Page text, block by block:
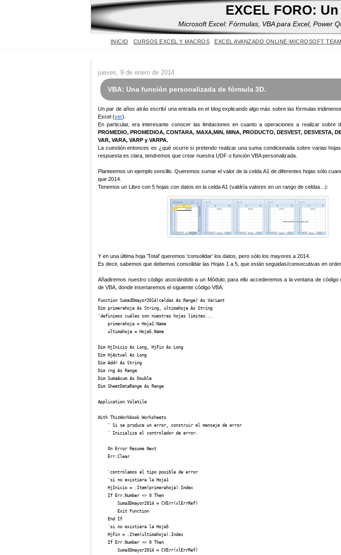
Yes
EXCEL FORO:
Microsoft Excel: Fórmulas, VBA para Excel, Power
INICIO CURSOS EXCEL Y MACROS EXCEL AVANZADO ONLINE-MICROSOFT
jueves, 9 de enero de 2014
VBA: Una función personalizada de fórmula 3D.
Un par de años atrás escribí una entrada en el blog explicando algo más sobre las fórmulas
Excel (ver).
En particular, era interesante conocer las limitaciones en cuanto a operaciones a realizar sobre
PROMEDIO, PROMEDIOA, CONTARA, MAXA,MIN, MINA, PRODUCTO, DESVEST, DESVESTA,
VAR, VARA, VARP y VARPA.
La cuestión entonces es ¿qué ocurre si pretendo realizar una suma condicionada sobre varias
respuesta es clara, tendremos que crear nuestra UDF o función VBA personalizada.
Planteemos un ejemplo sencillo. Queremos sumar el valor de la celda A1 de diferentes hojas sólo
que 2014.
Tenemos un Libro con 5 hojas con datos en la celda A1 (valdría valores en un rango de celdas...):
Y en una última hoja 'Total' queremos 'consolidar' los datos, pero sólo los mayores a 2014.
Es decir, sabemos que debemos consolidar las Hojas 1 a 5, que están seguidas/consecutivas en
Añadiremos nuestro código asociándolo a un Módulo; para ello accederemos a la ventana de código
de VBA, donde insertaremos el siguiente código VBA:
Function Suma3Dmayor2014(celdas As Range) As Variant
Dim primerahoja As String, ultimahoja As String
'definimos cuáles son nuestras hojas límites...
    primerahoja = Hoja1.Name
    ultimahoja = Hoja5.Name
Dim HjInicio As Long, HjFin As Long
Dim HjActual As Long
Dim Addr As String
Dim rng As Range
Dim SumaAcum As Double
Dim SheetDataRange As Range
Application.Volatile
With ThisWorkbook.Worksheets
    ' Si se produce un error, construir el mensaje de error
    ' Inicializa el controlador de error.
    On Error Resume Next
    Err.Clear
    'controlamos el tipo posible de error
    'si no existiera la Hoja1
    HjInicio = .Item(primerahoja).Index
    If Err.Number <> 0 Then
        Suma3Dmayor2014 = CVErr(xlErrRef)
        Exit Function
    End If
    'si no existiera la Hoja5
    HjFin = .Item(ultimahoja).Index
    If Err.Number <> 0 Then
        Suma3Dmayor2014 = CVErr(xlErrRef)